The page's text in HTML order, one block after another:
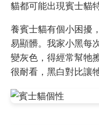
貓都可能出現賓士貓
養賓士貓有個小困擾
易顯髒。我家小黑每
變灰色，得經常幫牠
很耐看，黑白對比讓